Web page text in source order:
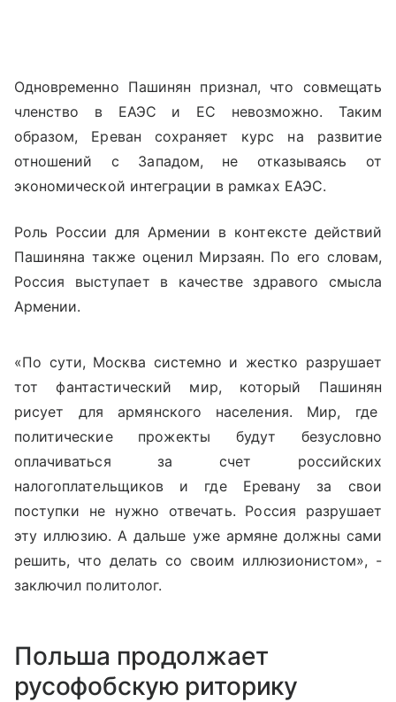
Одновременно Пашинян признал, что совмещать
членство в ЕАЭС и ЕС невозможно. Таким
образом, Ереван сохраняет курс на развитие
отношений с Западом, не отказываясь от
экономической интеграции в рамках ЕАЭС.
Роль России для Армении в контексте действий
Пашиняна также оценил Мирзаян. По его словам,
Россия выступает в качестве здравого смысла
Армении.
«По сути, Москва системно и жестко разрушает
тот фантастический мир, который Пашинян
рисует для армянского населения. Мир, где
политические прожекты будут безусловно
оплачиваться за счет российских
налогоплательщиков и где Еревану за свои
поступки не нужно отвечать. Россия разрушает
эту иллюзию. А дальше уже армяне должны сами
решить, что делать со своим иллюзионистом», -
заключил политолог.
Польша продолжает
русофобскую риторику